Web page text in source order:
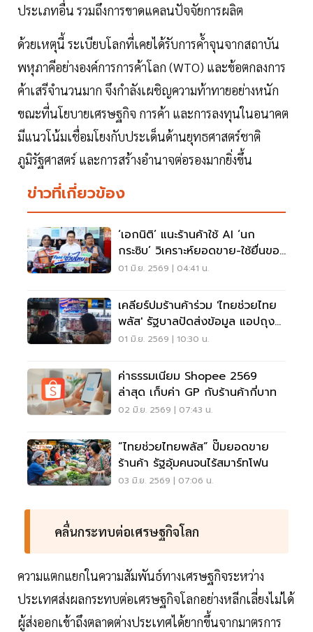
ประเภทอื่น รวมถึงการขาดแคลนปัจจัยการผลิต
ด้วยเหตุนี้ ระเบียบโลกที่เคยได้รับการค้ำจุนจากสถาบัน
พหุภาคีอย่างองค์การการค้าโลก (WTO) และข้อตกลงการ
ค้าเสรีจำนวนมาก จึงกำลังเผชิญความท้าทายอย่างหนัก
ขณะที่นโยบายเศรษฐกิจ การค้า และการลงทุนในอนาคต
มีแนวโน้มเชื่อมโยงกับประเด็นด้านยุทธศาสตร์ชาติ
ภูมิรัฐศาสตร์ และการสร้างอำนาจต่อรองมากยิ่งขึ้น
ข่าวที่เกี่ยวข้อง
‘เอกนิติ’ แนะร้านค้าใช้ AI ‘นก
กระซิบ’ วิเคราะห์ยอดขาย-ใช้ยื่นขอ
สินเชื่อได้
01 มิ.ย. 2569 | 04:41 น.
เคลียร์ปมร้านค้าร่วม 'ไทยช่วยไทย
พลัส' รัฐบาลปัดส่งข้อมูล แอปถุง
เงินให้สรรพากร
01 มิ.ย. 2569 | 10:30 น.
ค่าธรรมเนียม Shopee 2569
ล่าสุด เก็บค่า GP กับร้านค้ากี่บาท
02 มิ.ย. 2569 | 07:43 น.
“ไทยช่วยไทยพลัส” ปั๊มยอดขาย
ร้านค้า รัฐอุ้มคนจนไร้สมาร์ทโฟน
03 มิ.ย. 2569 | 07:06 น.
คลื่นกระทบต่อเศรษฐกิจโลก
ความแตกแยกในความสัมพันธ์ทางเศรษฐกิจระหว่าง
ประเทศส่งผลกระทบต่อเศรษฐกิจโลกอย่างหลีกเลี่ยงไม่ได้
ผู้ส่งออกเข้าถึงตลาดต่างประเทศได้ยากขึ้นจากมาตรการ